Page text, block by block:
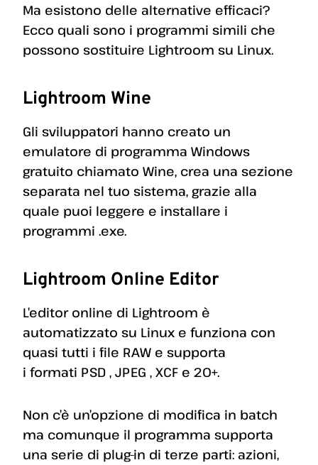
Ma esistono delle alternative efficaci?
Ecco quali sono i programmi simili che
possono sostituire Lightroom su Linux.
Lightroom Wine
Gli sviluppatori hanno creato un
emulatore di programma Windows
gratuito chiamato Wine, crea una sezione
separata nel tuo sistema, grazie alla
quale puoi leggere e installare i
programmi .exe.
Lightroom Online Editor
L’editor online di Lightroom è
automatizzato su Linux e funziona con
quasi tutti i file RAW e supporta
i formati PSD , JPEG , XCF e 20+.
Non c’è un’opzione di modifica in batch
ma comunque il programma supporta
una serie di plug-in di terze parti: azioni,